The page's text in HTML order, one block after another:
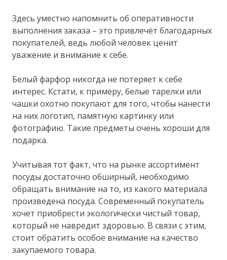
Здесь уместно напомнить об оперативности
выполнения заказа – это привлечёт благодарных
покупателей, ведь любой человек ценит
уважение и внимание к себе.
Белый фарфор никогда не потеряет к себе
интерес. Кстати, к примеру, белые тарелки или
чашки охотно покупают для того, чтобы нанести
на них логотип, памятную картинку или
фотографию. Такие предметы очень хороши для
подарка.
Учитывая тот факт, что на рынке ассортимент
посуды достаточно обширный, необходимо
обращать внимание на то, из какого материала
произведена посуда. Современный покупатель
хочет приобрести экологически чистый товар,
который не навредит здоровью. В связи с этим,
стоит обратить особое внимание на качество
закупаемого товара.